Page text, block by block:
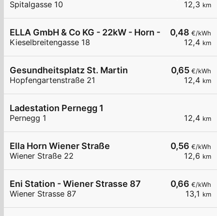
12,3 km
Spitalgasse 10
0,48 €/kWh
12,4 km
ELLA GmbH & Co KG - 22kW - Horn - Sportplatz
Kieselbreitengasse 18
0,65 €/kWh
12,4 km
Gesundheitsplatz St. Martin
Hopfengartenstraße 21
12,4 km
Ladestation Pernegg 1
Pernegg 1
0,56 €/kWh
12,6 km
Ella Horn Wiener Straße
Wiener Straße 22
0,66 €/kWh
13,1 km
Eni Station - Wiener Strasse 87
Wiener Strasse 87